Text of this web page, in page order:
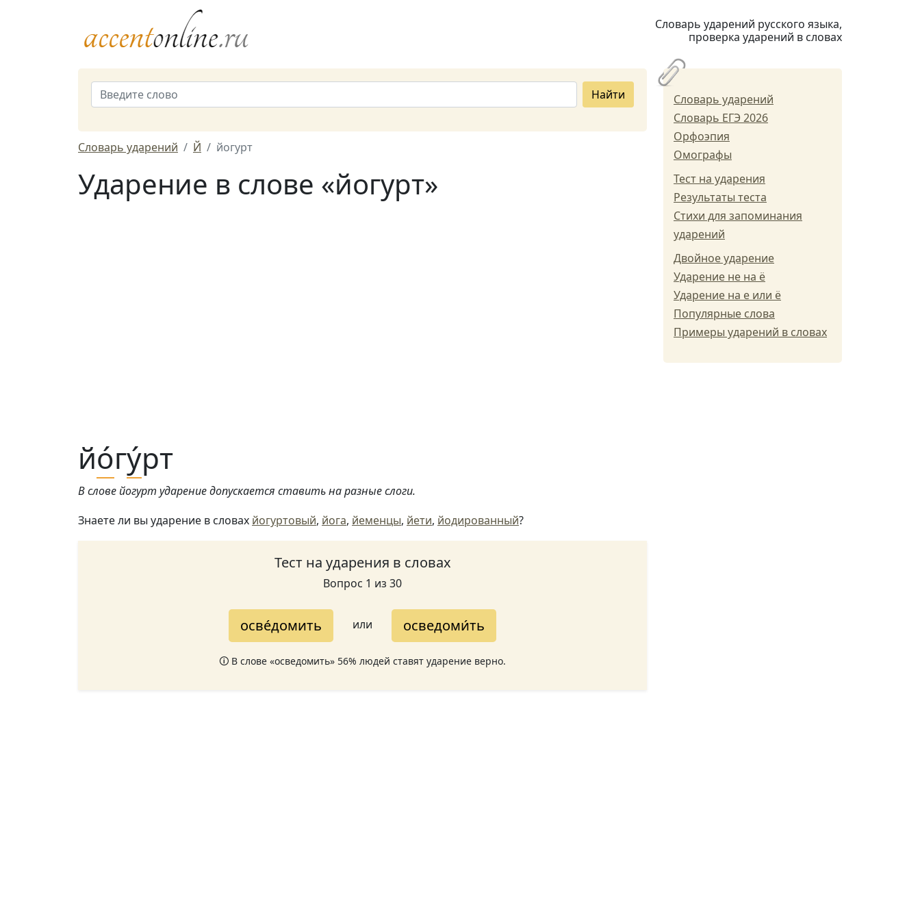
Словарь ударений русского языка,
проверка ударений в словах
Найти
Словарь ударений Й йогурт
Ударение в слове «йогурт»
йо́гу́рт
В слове йогурт ударение допускается ставить на разные слоги.
Знаете ли вы ударение в словах йогуртовый, йога, йеменцы, йети, йодированный?
Тест на ударения в словах
Вопрос 1 из 30
осве́домить или осведоми́ть
🛈 В слове «осведомить» 56% людей ставят ударение верно.
Словарь ударений
Словарь ЕГЭ 2026
Орфоэпия
Омографы
Тест на ударения
Результаты теста
Стихи для запоминания
ударений
Двойное ударение
Ударение не на ё
Ударение на е или ё
Популярные слова
Примеры ударений в словах